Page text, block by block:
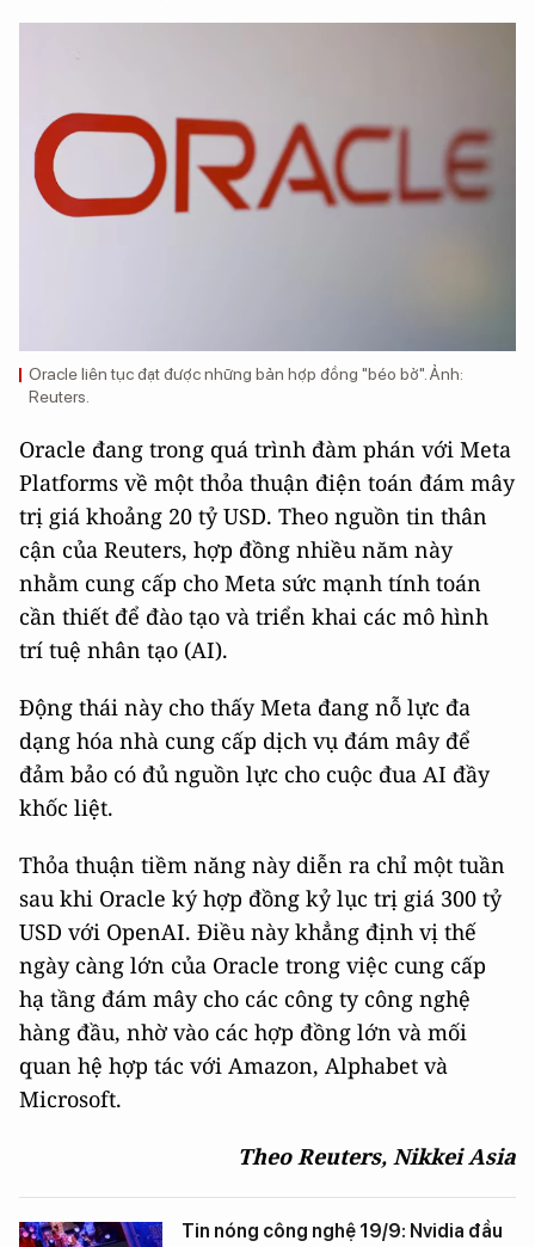
Oracle liên tục đạt được những bản hợp đồng "béo bở". Ảnh:
Reuters.
Oracle đang trong quá trình đàm phán với Meta
Platforms về một thỏa thuận điện toán đám mây
trị giá khoảng 20 tỷ USD. Theo nguồn tin thân
cận của Reuters, hợp đồng nhiều năm này
nhằm cung cấp cho Meta sức mạnh tính toán
cần thiết để đào tạo và triển khai các mô hình
trí tuệ nhân tạo (AI).
Động thái này cho thấy Meta đang nỗ lực đa
dạng hóa nhà cung cấp dịch vụ đám mây để
đảm bảo có đủ nguồn lực cho cuộc đua AI đầy
khốc liệt.
Thỏa thuận tiềm năng này diễn ra chỉ một tuần
sau khi Oracle ký hợp đồng kỷ lục trị giá 300 tỷ
USD với OpenAI. Điều này khẳng định vị thế
ngày càng lớn của Oracle trong việc cung cấp
hạ tầng đám mây cho các công ty công nghệ
hàng đầu, nhờ vào các hợp đồng lớn và mối
quan hệ hợp tác với Amazon, Alphabet và
Microsoft.
Theo Reuters, Nikkei Asia
Tin nóng công nghệ 19/9: Nvidia đầu